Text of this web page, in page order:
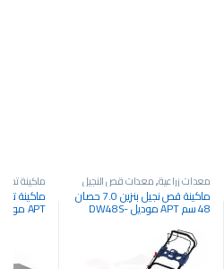
معدات زراعية,معدات قص النجيل
والحشائش,معدات كهربائية,معدات
نجارة ماكينة قص نجيل بنزين 7.0 حصان
48 سم APT موديل DW48S-
ماكينة تخانة
APT موديل 3050355